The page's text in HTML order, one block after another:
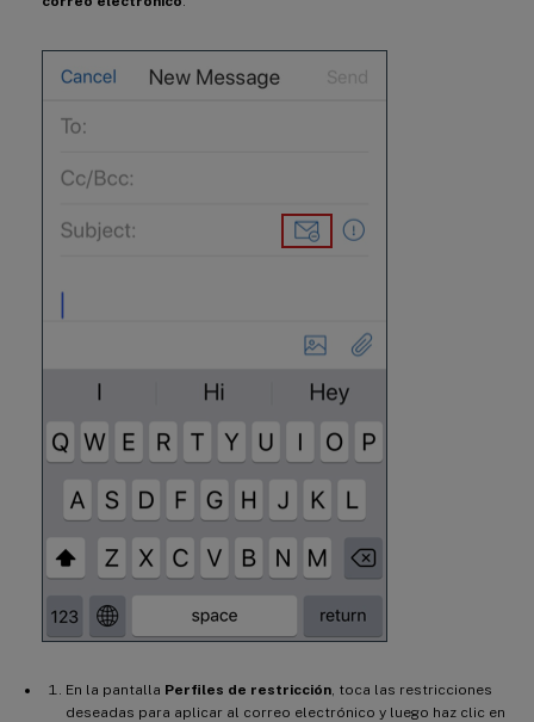
En la pantalla Perfiles de restricción , toca las restricciones
deseadas para aplicar al correo electrónico y luego haz clic en